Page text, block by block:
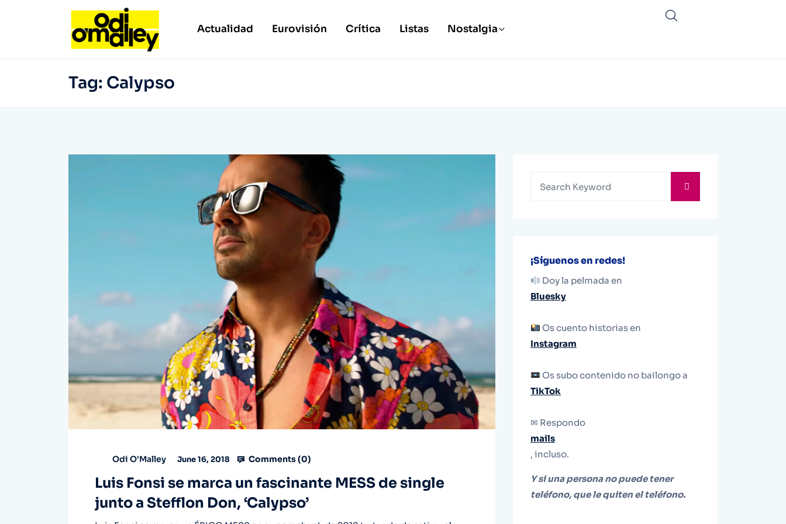
Actualidad Eurovisión Crítica Listas Nostalgia
Tag: Calypso
Odi O'Malley June 16, 2018 Comments (0)
Luis Fonsi se marca un fascinante MESS de single
junto a Stefflon Don, ‘Calypso’
¡Síguenos en redes!
Doy la pelmada en
Bluesky
Os cuento historias en
Instagram
Os subo contenido no bailongo a
TikTok
✉ Respondo
mails
, incluso.
Y si una persona no puede tener
teléfono, que le quiten el teléfono.